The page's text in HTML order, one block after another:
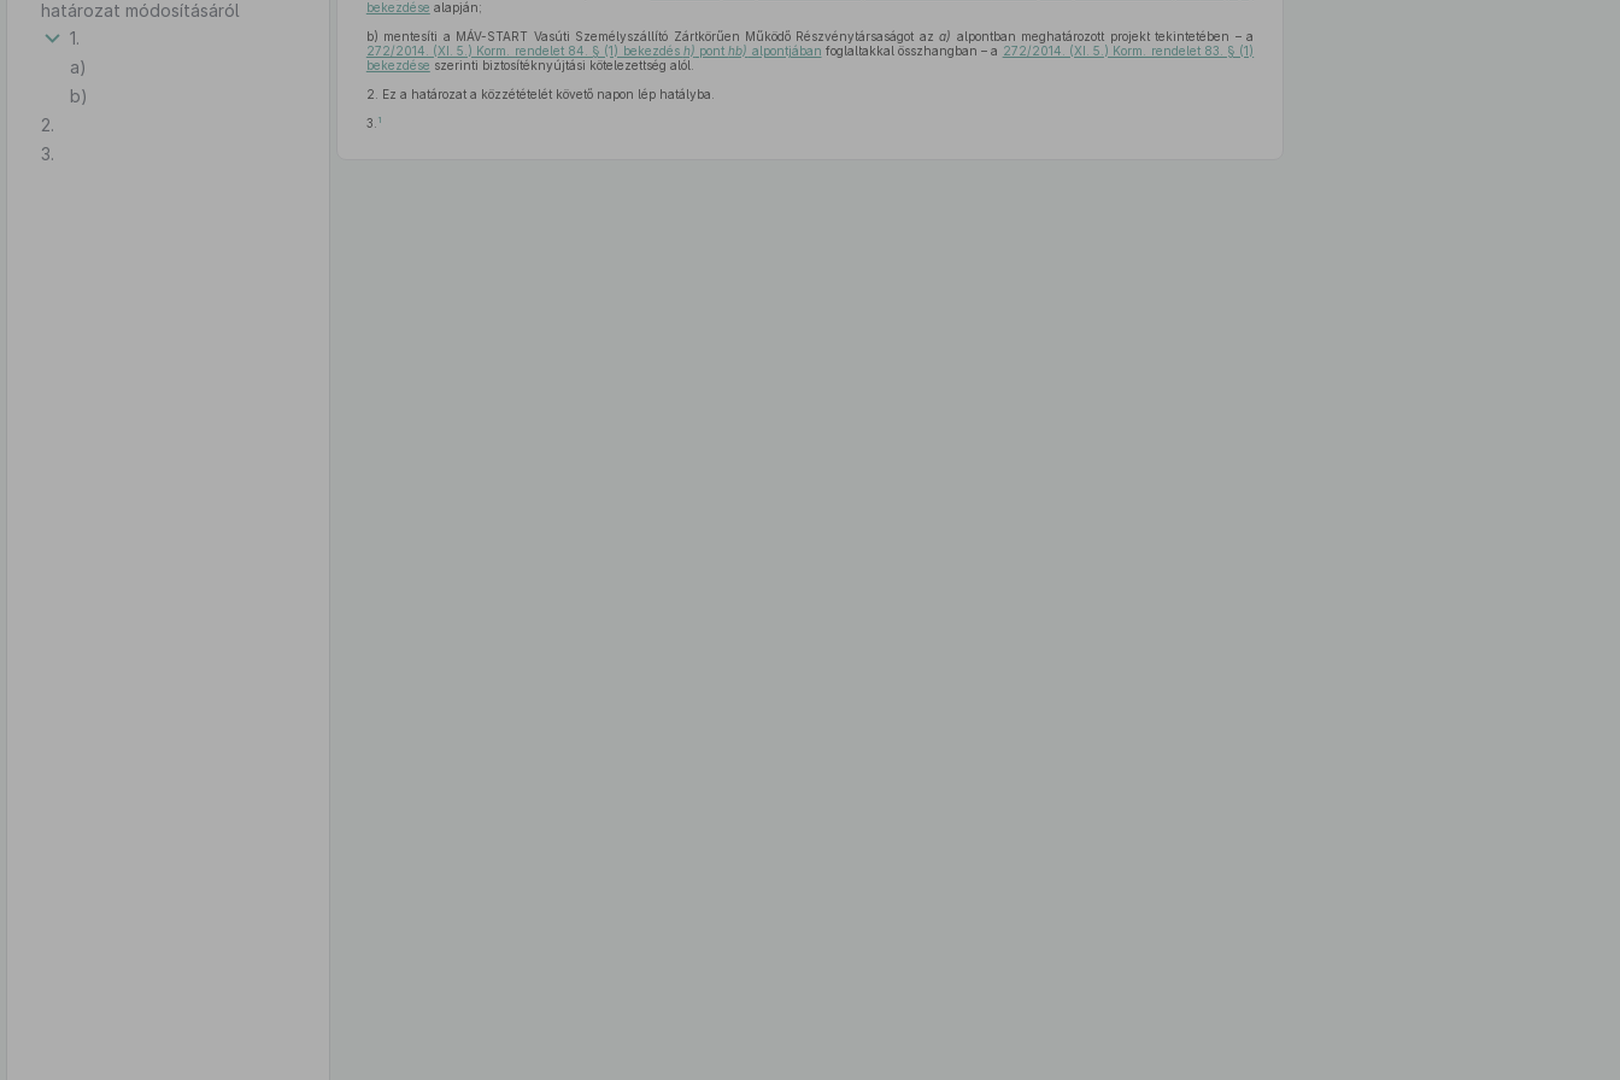
határozat módosításáról
1.
a)
b)
2.
3.
bekezdése alapján;
b) mentesíti a MÁV-START Vasúti Személyszállító Zártkörűen Működő Részvénytársaságot aza) alpontban meghatározott projekt tekintetében – a
272/2014. (XI. 5.) Korm. rendelet 84. § (1) bekezdés h) ponthb) alpontjában foglaltakkal összhangban – a 272/2014. (XI. 5.) Korm. rendelet 83. § (1)
bekezdése szerinti biztosítéknyújtási kötelezettség alól.
2.
Ez a határozat a közzétételét követő napon lép hatályba.
3. 1